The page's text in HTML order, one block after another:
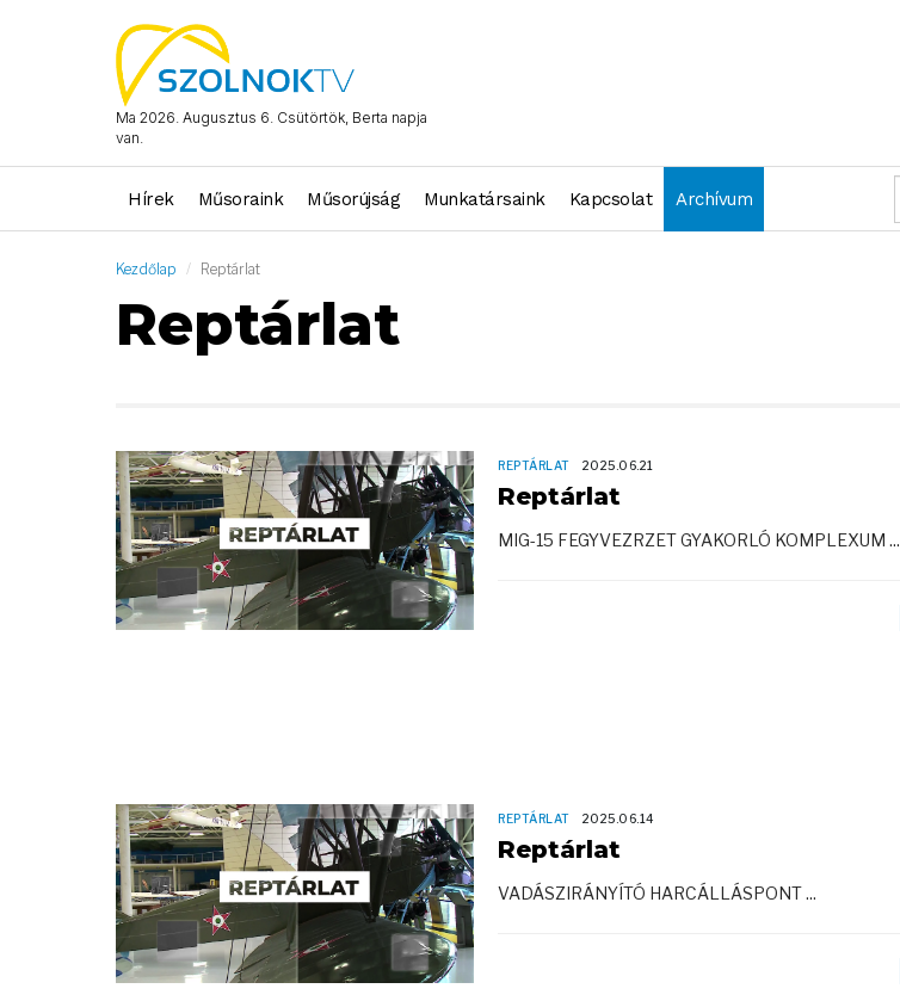
Ma 2026. Augusztus 6. Csütörtök, Berta napja
van.
Hírek Műsoraink Műsorújság Munkatársaink Kapcsolat Archívum
Kezdőlap Reptárlat
Reptárlat
REPTÁRLAT 2025.06.21
Reptárlat
MIG-15 FEGYVEZRZET GYAKORLÓ KOMPLEXUM ...
REPTÁRLAT 2025.06.14
Reptárlat
VADÁSZIRÁNYÍTÓ HARCÁLLÁSPONT ...